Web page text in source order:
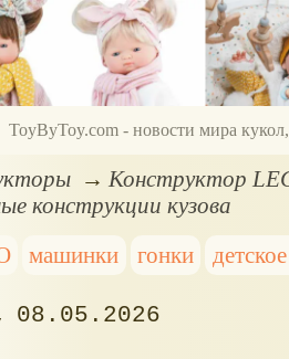
ToyByToy.com - новости мира
Конструктор
конструкции кузова
машинки гонки
08.05.2026